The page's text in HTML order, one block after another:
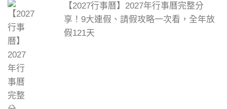
【2027行事曆】2027年行事曆完整分
享！9大連假、請假攻略一次看，全年放
假121天